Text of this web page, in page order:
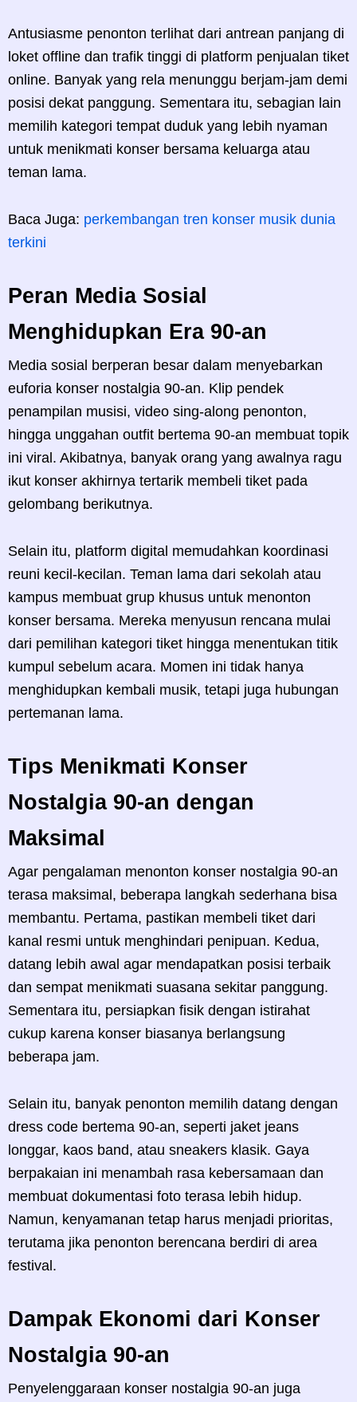
Antusiasme penonton terlihat dari antrean panjang di
loket offline dan trafik tinggi di platform penjualan tiket
online. Banyak yang rela menunggu berjam-jam demi
posisi dekat panggung. Sementara itu, sebagian lain
memilih kategori tempat duduk yang lebih nyaman
untuk menikmati konser bersama keluarga atau
teman lama.
Baca Juga: perkembangan tren konser musik dunia
terkini
Peran Media Sosial
Menghidupkan Era 90-an
Media sosial berperan besar dalam menyebarkan
euforia konser nostalgia 90-an. Klip pendek
penampilan musisi, video sing-along penonton,
hingga unggahan outfit bertema 90-an membuat topik
ini viral. Akibatnya, banyak orang yang awalnya ragu
ikut konser akhirnya tertarik membeli tiket pada
gelombang berikutnya.
Selain itu, platform digital memudahkan koordinasi
reuni kecil-kecilan. Teman lama dari sekolah atau
kampus membuat grup khusus untuk menonton
konser bersama. Mereka menyusun rencana mulai
dari pemilihan kategori tiket hingga menentukan titik
kumpul sebelum acara. Momen ini tidak hanya
menghidupkan kembali musik, tetapi juga hubungan
pertemanan lama.
Tips Menikmati Konser
Nostalgia 90-an dengan
Maksimal
Agar pengalaman menonton konser nostalgia 90-an
terasa maksimal, beberapa langkah sederhana bisa
membantu. Pertama, pastikan membeli tiket dari
kanal resmi untuk menghindari penipuan. Kedua,
datang lebih awal agar mendapatkan posisi terbaik
dan sempat menikmati suasana sekitar panggung.
Sementara itu, persiapkan fisik dengan istirahat
cukup karena konser biasanya berlangsung
beberapa jam.
Selain itu, banyak penonton memilih datang dengan
dress code bertema 90-an, seperti jaket jeans
longgar, kaos band, atau sneakers klasik. Gaya
berpakaian ini menambah rasa kebersamaan dan
membuat dokumentasi foto terasa lebih hidup.
Namun, kenyamanan tetap harus menjadi prioritas,
terutama jika penonton berencana berdiri di area
festival.
Dampak Ekonomi dari Konser
Nostalgia 90-an
Penyelenggaraan konser nostalgia 90-an juga